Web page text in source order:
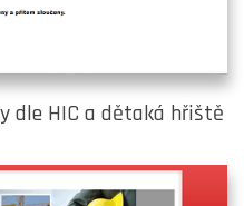
dle HIC a dětaká hřiště